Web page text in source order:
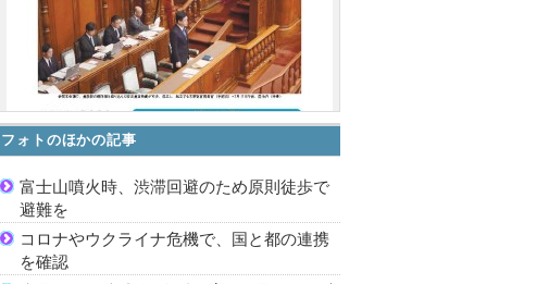
フォトのほかの記事
富士山噴火時、渋滞回避のため原則徒歩で
避難を
コロナやウクライナ危機で、国と都の連携
を確認